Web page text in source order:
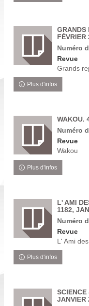
GRANDS
FÉVRIER
Numéro
Revue
Grands
Plus d'infos
WAKOU.
Numéro
Revue
Wakou
Plus d'infos
L' AMI
1182,
Numéro
Revue
L' Ami
Plus d'infos
SCIENCE
JANVIER